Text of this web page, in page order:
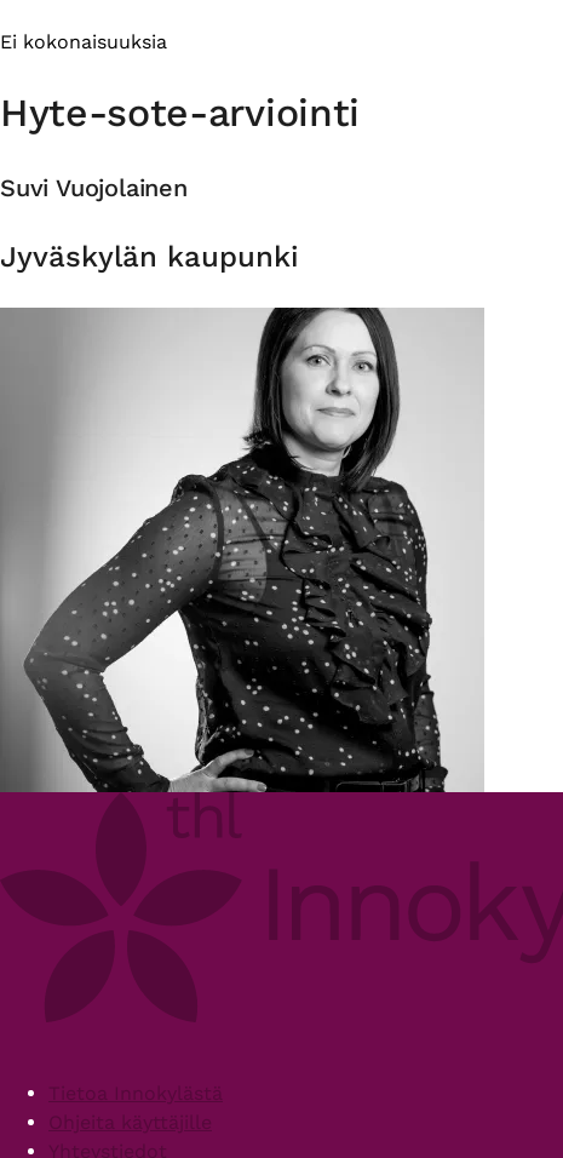
Ei kokonaisuuksia
Hyte-sote-arviointi
Suvi Vuojolainen
Organisaatio
Jyväskylän kaupunki
FooterTietoa Innokylästä
Ohjeita käyttäjille
Yhteystiedot